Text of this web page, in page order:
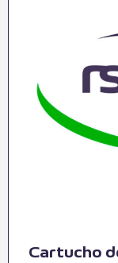
Cartucho